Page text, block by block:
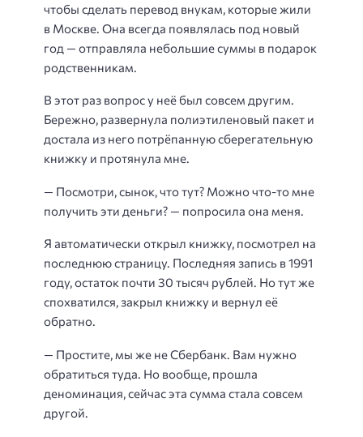
чтобы сделать перевод внукам, которые жили
в Москве. Она всегда появлялась под новый
год — отправляла небольшие суммы в подарок
родственникам.
В этот раз вопрос у неё был совсем другим.
Бережно, развернула полиэтиленовый пакет и
достала из него потрёпанную сберегательную
книжку и протянула мне.
— Посмотри, сынок, что тут? Можно что-то мне
получить эти деньги? — попросила она меня.
Я автоматически открыл книжку, посмотрел на
последнюю страницу. Последняя запись в 1991
году, остаток почти 30 тысяч рублей. Но тут же
спохватился, закрыл книжку и вернул её
обратно.
— Простите, мы же не Сбербанк. Вам нужно
обратиться туда. Но вообще, прошла
деноминация, сейчас эта сумма стала совсем
другой.